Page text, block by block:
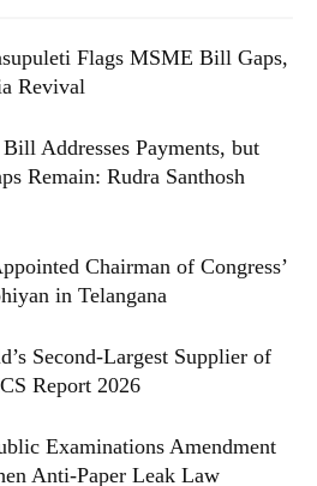
Flags MSME Bill Gaps,
Revival
Addresses Payments, but
Remain: Rudra Santhosh
Chairman of Congress’
in Telangana
Second-Largest Supplier of
Report 2026
Examinations Amendment
Anti-Paper Leak Law